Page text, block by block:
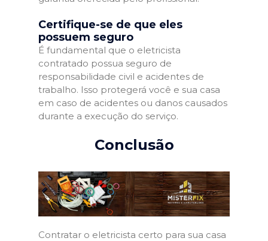
Certifique-se de que eles
possuem seguro
É fundamental que o eletricista
contratado possua seguro de
responsabilidade civil e acidentes de
trabalho. Isso protegerá você e sua casa
em caso de acidentes ou danos causados
durante a execução do serviço.
Conclusão
Contratar o eletricista certo para sua casa